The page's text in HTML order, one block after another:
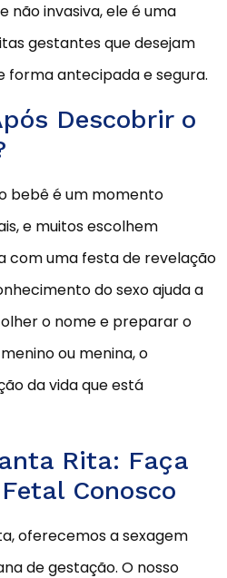
invasiva, ele é uma
gestantes que desejam
forma antecipada e segura.
Descobrir o
bebê é um momento
e muitos escolhem
com uma festa de revelação
do sexo ajuda a
o nome e preparar o
ou menina, o
da vida que está
Rita: Faça
Conosco
oferecemos a sexagem
de gestação. O nosso